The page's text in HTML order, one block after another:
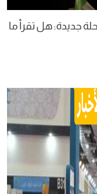
جديدة: هل تقرأ ما